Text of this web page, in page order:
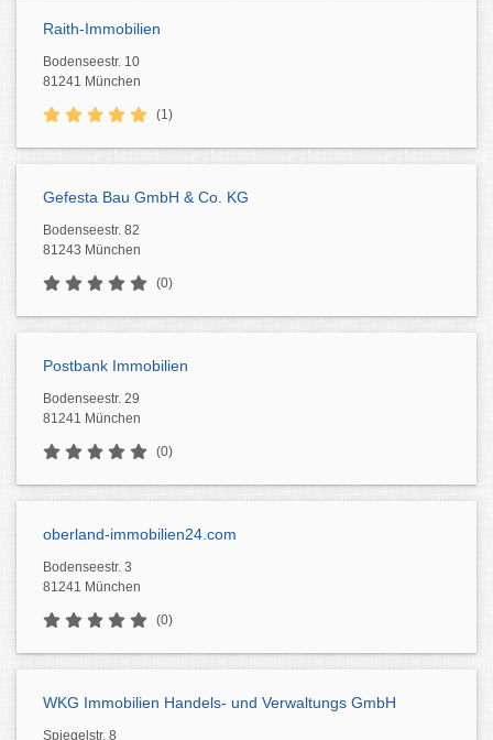
Raith-Immobilien
Bodenseestr. 10
81241 München
(1)
Gefesta Bau GmbH & Co. KG
Bodenseestr. 82
81243 München
(0)
Postbank Immobilien
Bodenseestr. 29
81241 München
(0)
oberland-immobilien24.com
Bodenseestr. 3
81241 München
(0)
WKG Immobilien Handels- und Verwaltungs GmbH
Spiegelstr. 8